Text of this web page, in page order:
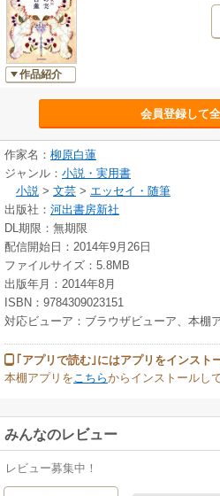
作品紹介
会員登録して
作家名： 柳原白蓮
ジャンル： 小説・実用書
小説 > 文芸 > エッセイ・随筆
出版社： 河出書房新社
DL期限：無期限
配信開始日：2014年9月26日
ファイルサイズ：5.8MB
出版年月：2014年8月
ISBN：9784309023151
対応ビューア：ブラウザビューア、本棚
｢アプリで読む｣にはアプリをインスト
本棚アプリをこちらからインストールし
みんなのレビュー
レビュー募集中！